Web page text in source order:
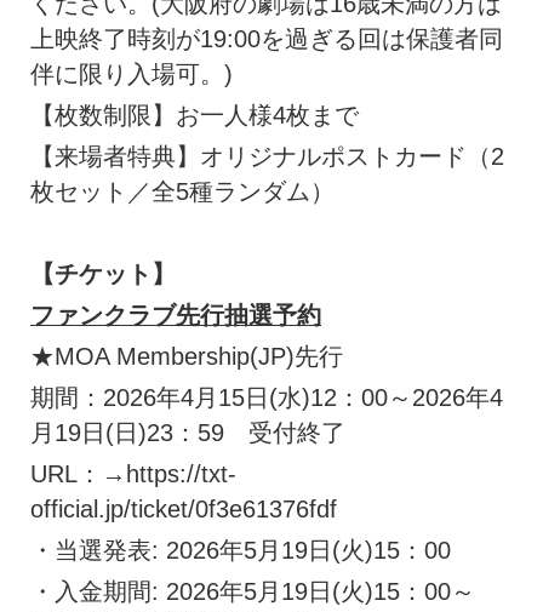
上映終了時刻が19:00を過ぎる回は保護者同
伴に限り入場可。)
【枚数制限】お一人様4枚まで
【来場者特典】オリジナルポストカード（2
枚セット／全5種ランダム）
【チケット】
ファンクラブ先行抽選予約
★MOA Membership(JP)先行
期間：2026年4月15日(水)12：00～2026年4
月19日(日)23：59 受付終了
URL：→https://txt-
official.jp/ticket/0f3e61376fdf
・当選発表: 2026年5月19日(火)15：00
・入金期間: 2026年5月19日(火)15：00～